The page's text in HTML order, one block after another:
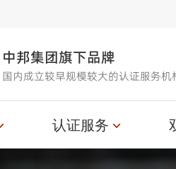
中邦集团旗下品牌
国内成立较早规模较大的认证服务机
认证服务